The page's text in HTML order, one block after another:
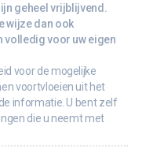
geheel vrijblijvend.
wijze dan ook
volledig voor uw eigen
voor de mogelijke
voortvloeien uit het
informatie. U bent zelf
die u neemt met